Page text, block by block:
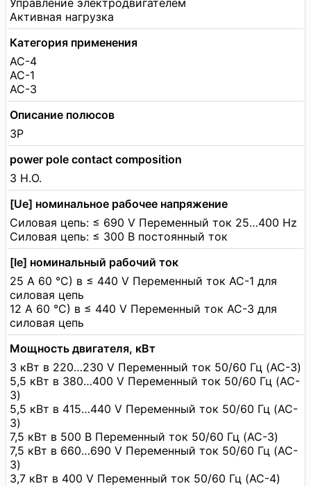
Активная нагрузка
Категория применения
AC-4
AC-1
AC-3
Описание полюсов
3P
power pole contact composition
3 Н.О.
[Ue] номинальное рабочее напряжение
Силовая цепь: ≤ 690 V Переменный ток 25…400 Hz
Силовая цепь: ≤ 300 В постоянный ток
[Ie] номинальный рабочий ток
25 А 60 °C) в ≤ 440 V Переменный ток AC-1 для
силовая цепь
12 А 60 °C) в ≤ 440 V Переменный ток AC-3 для
силовая цепь
Мощность двигателя, кВт
3 кВт в 220…230 V Переменный ток 50/60 Гц (AC-3)
5,5 кВт в 380…400 V Переменный ток 50/60 Гц (AC-
3)
5,5 кВт в 415…440 V Переменный ток 50/60 Гц (AC-
3)
7,5 кВт в 500 В Переменный ток 50/60 Гц (AC-3)
7,5 кВт в 660…690 V Переменный ток 50/60 Гц (AC-
3)
3,7 кВт в 400 V Переменный ток 50/60 Гц (AC-4)